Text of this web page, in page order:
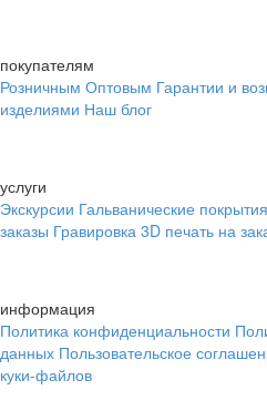
покупателям
Розничным Оптовым Гарантии и
изделиями Наш блог
услуги
Экскурсии Гальванические покрытия
заказы Гравировка 3D печать на
информация
Политика конфиденциальности
данных Пользовательское
куки-файлов